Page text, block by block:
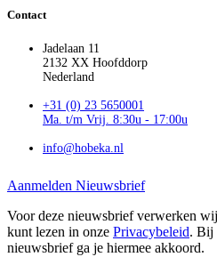
Contact
Jadelaan 11
2132 XX Hoofddorp
Nederland
+31 (0) 23 5650001
Ma. t/m Vrij. 8:30u - 17:00u
info@hobeka.nl
Aanmelden Nieuwsbrief
Voor deze nieuwsbrief verwerken
kunt lezen in onze Privacybeleid. Bij
nieuwsbrief ga je hiermee akkoord.